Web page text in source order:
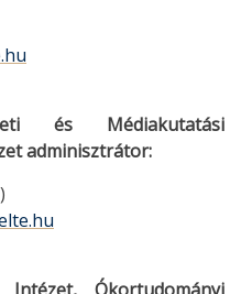
és Médiakutatási
adminisztrátor: